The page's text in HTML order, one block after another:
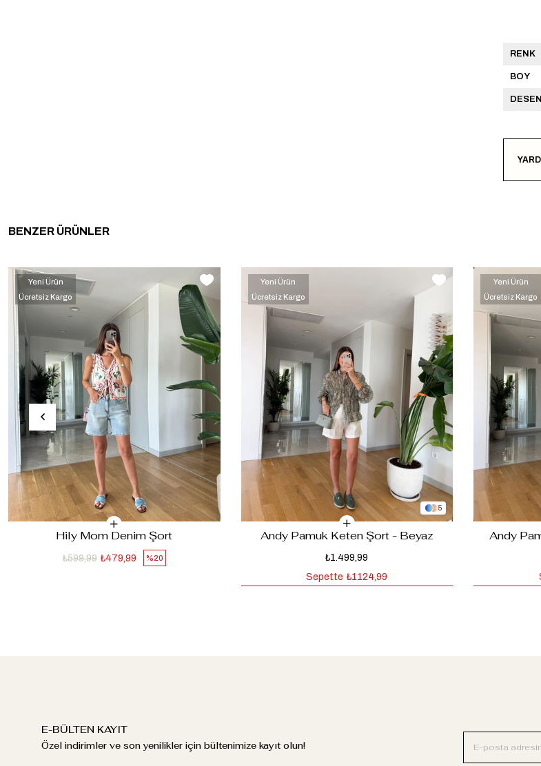
RENK
BOY
DESEN
BENZER ÜRÜNLER
‹
›
Hily Mom Denim Şort
%20
₺479,99
₺599,99
Yeni Ürün
Ücretsiz Kargo
‹
›
5
Andy Pamuk Keten Şort - Beyaz
₺1.499,99
Sepette ₺1124,99
Yeni Ürün
Ücretsiz Kargo
Andy
Yeni Ürün
Ücretsiz Kargo
E-BÜLTEN KAYIT
Özel indirimler ve son yenilikler için bültenimize kayıt olun!